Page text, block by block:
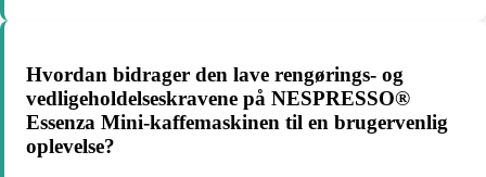
Hvordan bidrager den lave rengørings- og
vedligeholdelseskravene på NESPRESSO®
Essenza Mini-kaffemaskinen til en brugervenlig
oplevelse?